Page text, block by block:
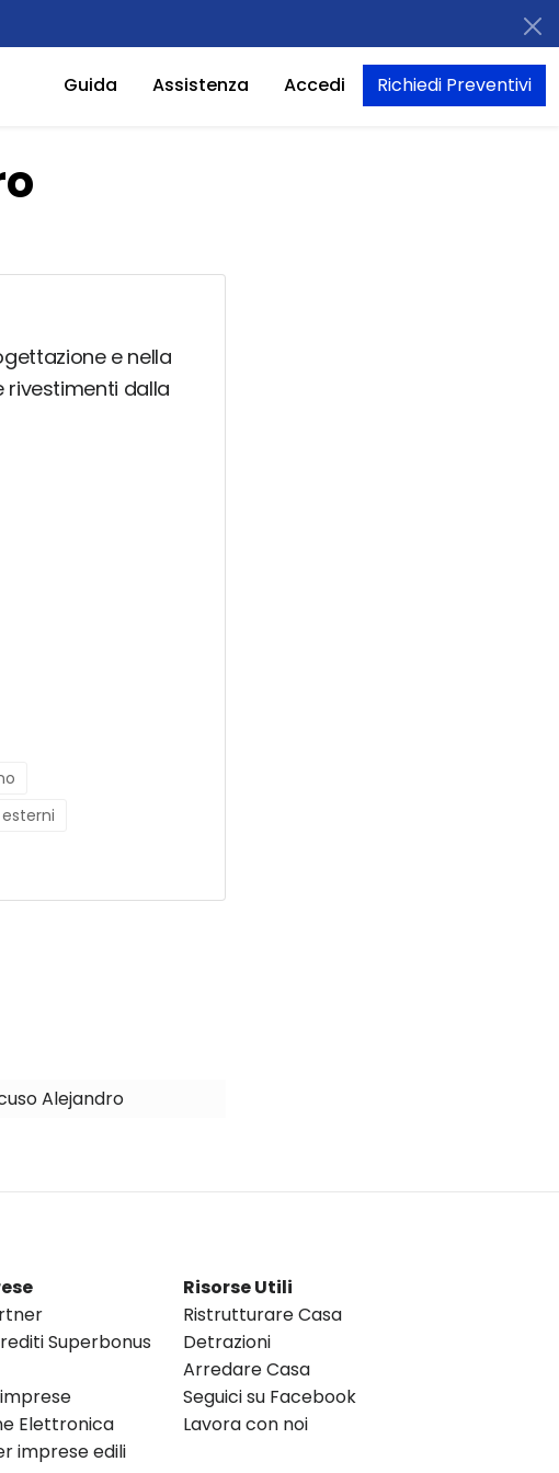
Guida Assistenza Accedi Richiedi Preventivi
e nella
rivestimenti dalla
Alejandro
Superbonus
Elettronica
imprese edili
Risorse Utili
Ristrutturare Casa
Detrazioni
Arredare Casa
Seguici su Facebook
Lavora con noi